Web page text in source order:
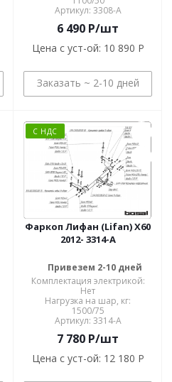
Артикул: 3308-A
6 490 P/шт
Цена с уст-ой: 10 890 P
Заказать ~ 2-10 дней
С НДС
Фаркоп Лифан (Lifan) X60
2012- 3314-A
Привезем 2-10 дней
Комплектация электрикой:
Нет
Нагрузка на шар, кг:
1500/75
Артикул: 3314-A
7 780 P/шт
Цена с уст-ой: 12 180 P